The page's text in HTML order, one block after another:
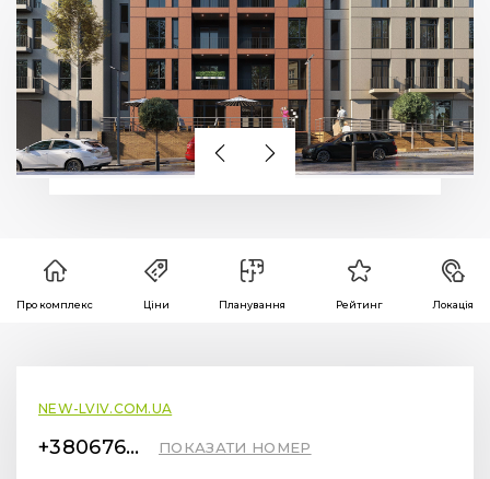
Про комплекс Ціни Планування Рейтинг Локація
NEW-LVIV.COM.UA
+380676712299 ПОКАЗАТИ НОМЕР